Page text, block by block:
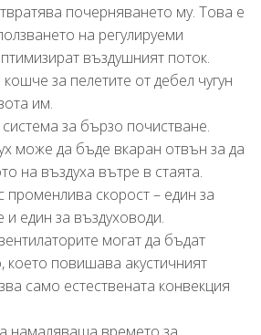
почерняването му. Това е
на регулируеми
въздушният поток.
за пелетите от дебел чугун
им.
за бързо почистване.
може да бъде вкаран отвън за да
на въздуха вътре в стаята.
променлива скорост – един за
и един за въздуховоди.
могат да бъдат
което повишава акустичният
само естествената конвекция